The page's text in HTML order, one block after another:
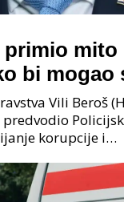
mito
bi mogao
Vili Beroš
korupcije i